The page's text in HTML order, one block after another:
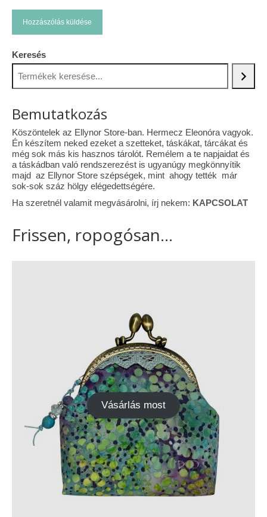
Keresés
Bemutatkozás
Köszöntelek az Ellynor Store-ban. Hermecz Eleonóra vagyok.
Én készítem neked ezeket a szetteket, táskákat, tárcákat és
még sok más kis hasznos tárolót. Remélem a te napjaidat és
a táskádban való rendszerezést is ugyanúgy megkönnyítik
majd az Ellynor Store szépségek, mint ahogy tették már
sok-sok száz hölgy elégedettségére.
Ha szeretnél valamit megvásárolni, írj nekem: KAPCSOLAT
Frissen, ropogósan...
Vásárlás most